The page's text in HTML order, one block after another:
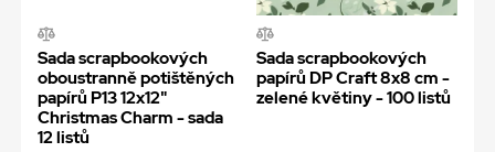
Sada scrapbookových
oboustranně potištěných
papírů P13 12x12"
Christmas Charm - sada
12 listů
Sada scrapbookových
papírů DP Craft 8x8 cm -
zelené květiny - 100 listů